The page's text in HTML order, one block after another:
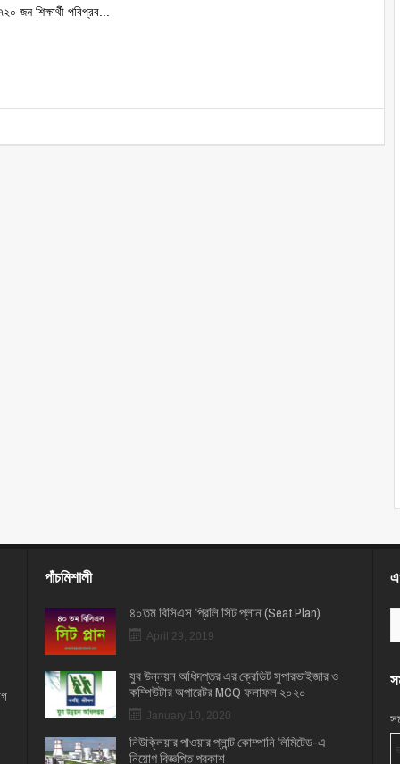
জন শিক্ষার্থী পবিপ্রব...
পাঁচমিশালী
৪০তম বিসিএস প্রিলি সিট প্লান (Seat Plan)
April 29, 2019
যুব উন্নয়ন অধিদপ্তর এর ক্রেডিট সুপারভাইজার ও
কম্পিউটার অপারেটর MCQ ফলাফল ২০২০
January 10, 2020
নিউক্লিয়ার পাওয়ার প্লান্ট কোম্পানি লিমিটেড-এ
নিয়োগ বিজ্ঞপ্তি প্রকাশ